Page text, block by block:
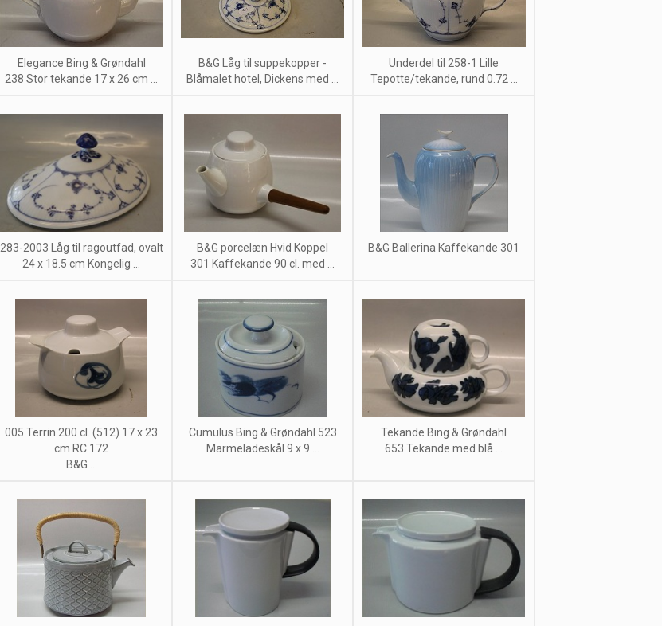
Elegance Bing & Grøndahl
238 Stor tekande 17 x 26 cm ...
B&G Låg til suppekopper -
Blåmalet hotel, Dickens med ...
Underdel til 258-1 Lille
Tepotte/tekande, rund 0.72 ...
283-2003 Låg til ragoutfad, ovalt
24 x 18.5 cm Kongelig ...
B&G porcelæn Hvid Koppel
301 Kaffekande 90 cl. med ...
B&G Ballerina Kaffekande 301
005 Terrin 200 cl. (512) 17 x 23
cm RC 172
B&G ...
Cumulus Bing & Grøndahl 523
Marmeladeskål 9 x 9 ...
Tekande Bing & Grøndahl
653 Tekande med blå ...